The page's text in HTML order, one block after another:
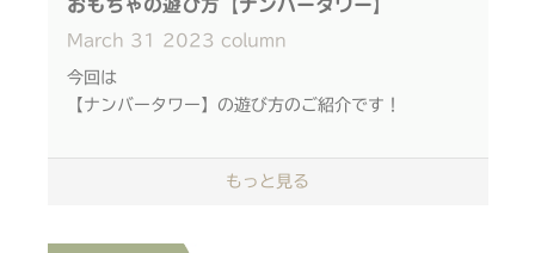
tel：06-6260-7152（IKONIHサポートデス
ク）10：00～16：00
090-3493-9808（前日当日連絡先 担当川田）
商工中金船場ビル13階
大阪メトロ長堀橋駅 徒歩1分
（1番出口 エスカレーターすぐ）
【ご来社いただく際は…】
おむつ替え/授乳場所あり ※おむつ等のゴミは持ち
おもちゃの遊び方【ナンバータワー】
March 31 2023 column
今回は
【ナンバータワー】の遊び方のご紹介です！
ブロックが積み重ねられます。
もっと見る